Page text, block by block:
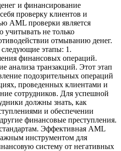
и финансирование
проверку клиентов и
AML проверки является
не только
отмыванию денег.
этапы: 1.
финансовых операций.
анализа транзакций. Этот этап
подозрительных операций
проведенных клиентами и
сотрудников. Для успешной
должны знать, как
и обеспечении
финансовые преступления.
Эффективная AML
инструментом для
систему от негативных